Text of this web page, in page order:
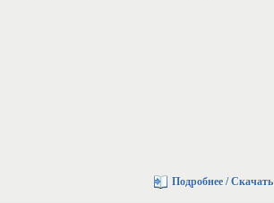
Подробнее / Скачать